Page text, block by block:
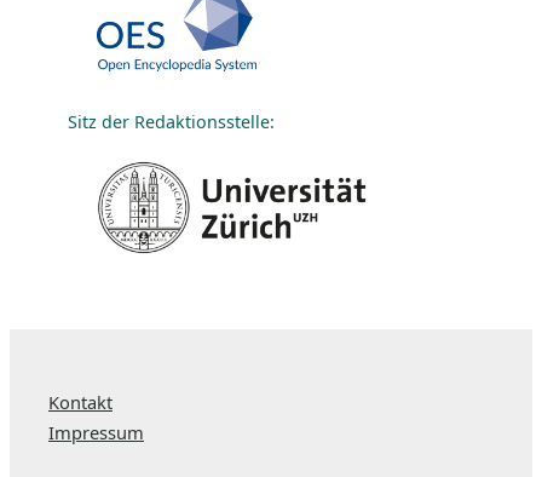
Sitz der Redaktionsstelle:
Kontakt
Impressum